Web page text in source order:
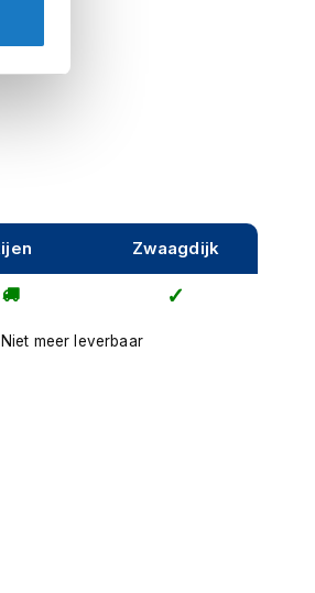
Zwaagdijk
Niet meer leverbaar